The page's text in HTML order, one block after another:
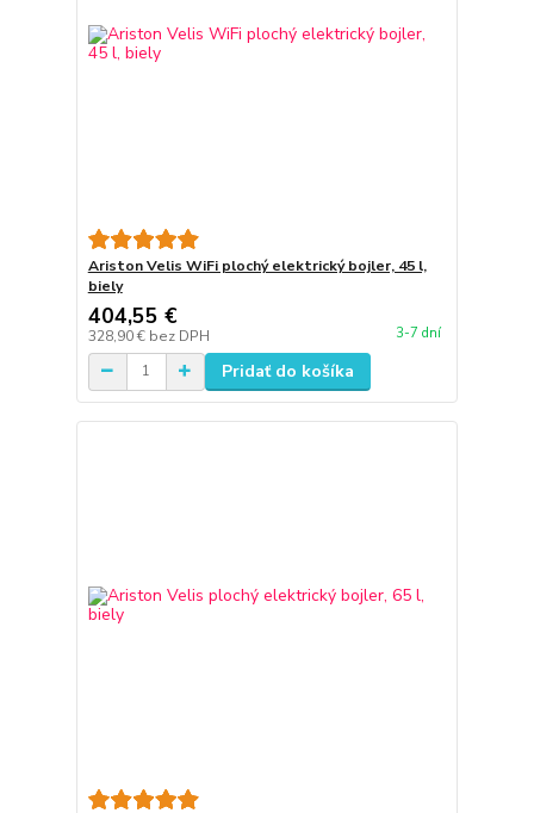
Ariston Velis WiFi plochý elektrický bojler, 45 l,
biely
404,55 €
328,90 € bez DPH 3-7 dní
Pridať do košíka